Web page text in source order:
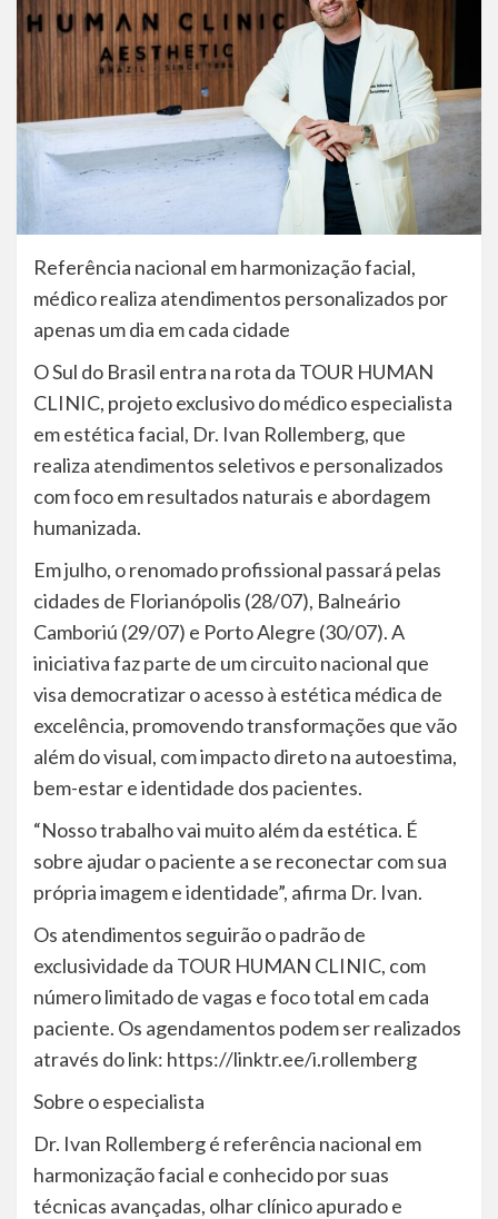
Referência nacional em harmonização facial,
médico realiza atendimentos personalizados por
apenas um dia em cada cidade
O Sul do Brasil entra na rota da TOUR HUMAN
CLINIC, projeto exclusivo do médico especialista
em estética facial, Dr. Ivan Rollemberg, que
realiza atendimentos seletivos e personalizados
com foco em resultados naturais e abordagem
humanizada.
Em julho, o renomado profissional passará pelas
cidades de Florianópolis (28/07), Balneário
Camboriú (29/07) e Porto Alegre (30/07). A
iniciativa faz parte de um circuito nacional que
visa democratizar o acesso à estética médica de
excelência, promovendo transformações que vão
além do visual, com impacto direto na autoestima,
bem-estar e identidade dos pacientes.
“Nosso trabalho vai muito além da estética. É
sobre ajudar o paciente a se reconectar com sua
própria imagem e identidade”, afirma Dr. Ivan.
Os atendimentos seguirão o padrão de
exclusividade da TOUR HUMAN CLINIC, com
número limitado de vagas e foco total em cada
paciente. Os agendamentos podem ser realizados
através do link: https://linktr.ee/i.rollemberg
Sobre o especialista
Dr. Ivan Rollemberg é referência nacional em
harmonização facial e conhecido por suas
técnicas avançadas, olhar clínico apurado e